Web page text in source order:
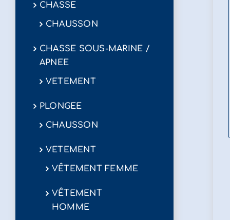
CHASSE
CHAUSSON
CHASSE SOUS-MARINE /
APNEE
VETEMENT
PLONGEE
CHAUSSON
VETEMENT
VÊTEMENT FEMME
VÊTEMENT
HOMME